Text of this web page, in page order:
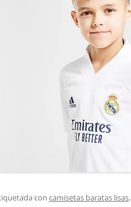
con camisetas baratas lisas,